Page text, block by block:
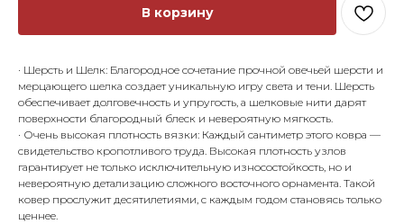
В корзину
· Шерсть и Шелк: Благородное сочетание прочной овечьей шерсти и
мерцающего шелка создает уникальную игру света и тени. Шерсть
обеспечивает долговечность и упругость, а шелковые нити дарят
поверхности благородный блеск и невероятную мягкость.
· Очень высокая плотность вязки: Каждый сантиметр этого ковра —
свидетельство кропотливого труда. Высокая плотность узлов
гарантирует не только исключительную износостойкость, но и
невероятную детализацию сложного восточного орнамента. Такой
ковер прослужит десятилетиями, с каждым годом становясь только
ценнее.